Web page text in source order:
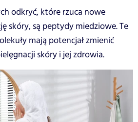
odkryć, które rzuca nowe
skóry, są peptydy miedziowe. Te
mają potencjał zmienić
skóry i jej zdrowia.